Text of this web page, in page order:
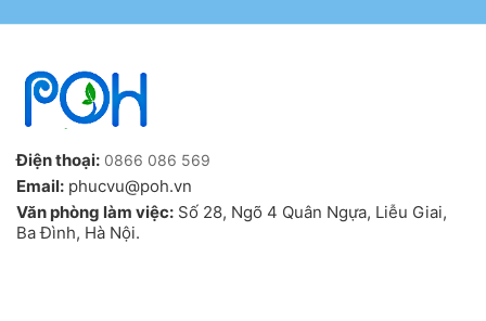
Điện thoại: 0866 086 569
Email: phucvu@poh.vn
Văn phòng làm việc: Số 28, Ngõ 4 Quân Ngựa, Liễu Giai,
Ba Đình, Hà Nội.